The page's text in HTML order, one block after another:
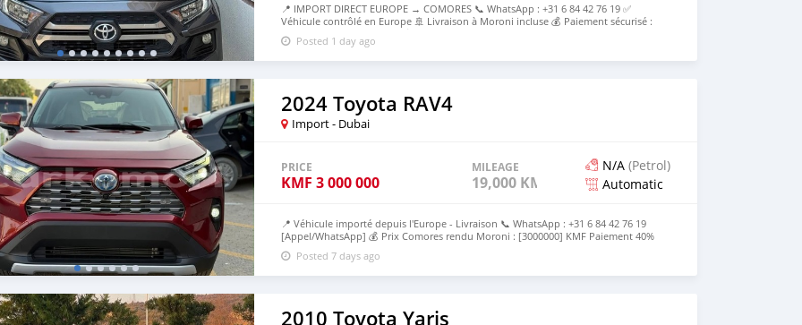
📍 IMPORT DIRECT EUROPE → COMORES 📞 WhatsApp : +31 6 84 42 76 19 ✅
Véhicule contrôlé en Europe 🚢 Livraison à Moroni incluse 💰 Paiement sécurisé :
50% avant, 50% à l’arrivée 💰Prix rendu Moroni : [2500000KMF] Tout compris
Posted 1 day ago
2024 Toyota RAV4
Import - Dubai
PRICE
KMF 3 000 000
MILEAGE
19,000 KM
N/A (Petrol)
Automatic
📍 Véhicule importé depuis l'Europe - Livraison 📞 WhatsApp : +31 6 84 42 76 19
[Appel/WhatsApp] 💰 Prix Comores rendu Moroni : [3000000] KMF Paiement 40%
avant livraison et 60% après livraison Le prix est discutable
Posted 7 days ago
2010 Toyota Yaris